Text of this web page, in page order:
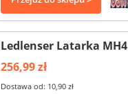
Ledlenser Latarka
256,99 zł
Dostawa od: 10,90 zł